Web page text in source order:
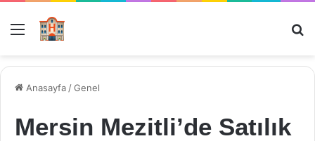
Menü
Anasayfa /Genel
Mersin Mezitli’de Satılık